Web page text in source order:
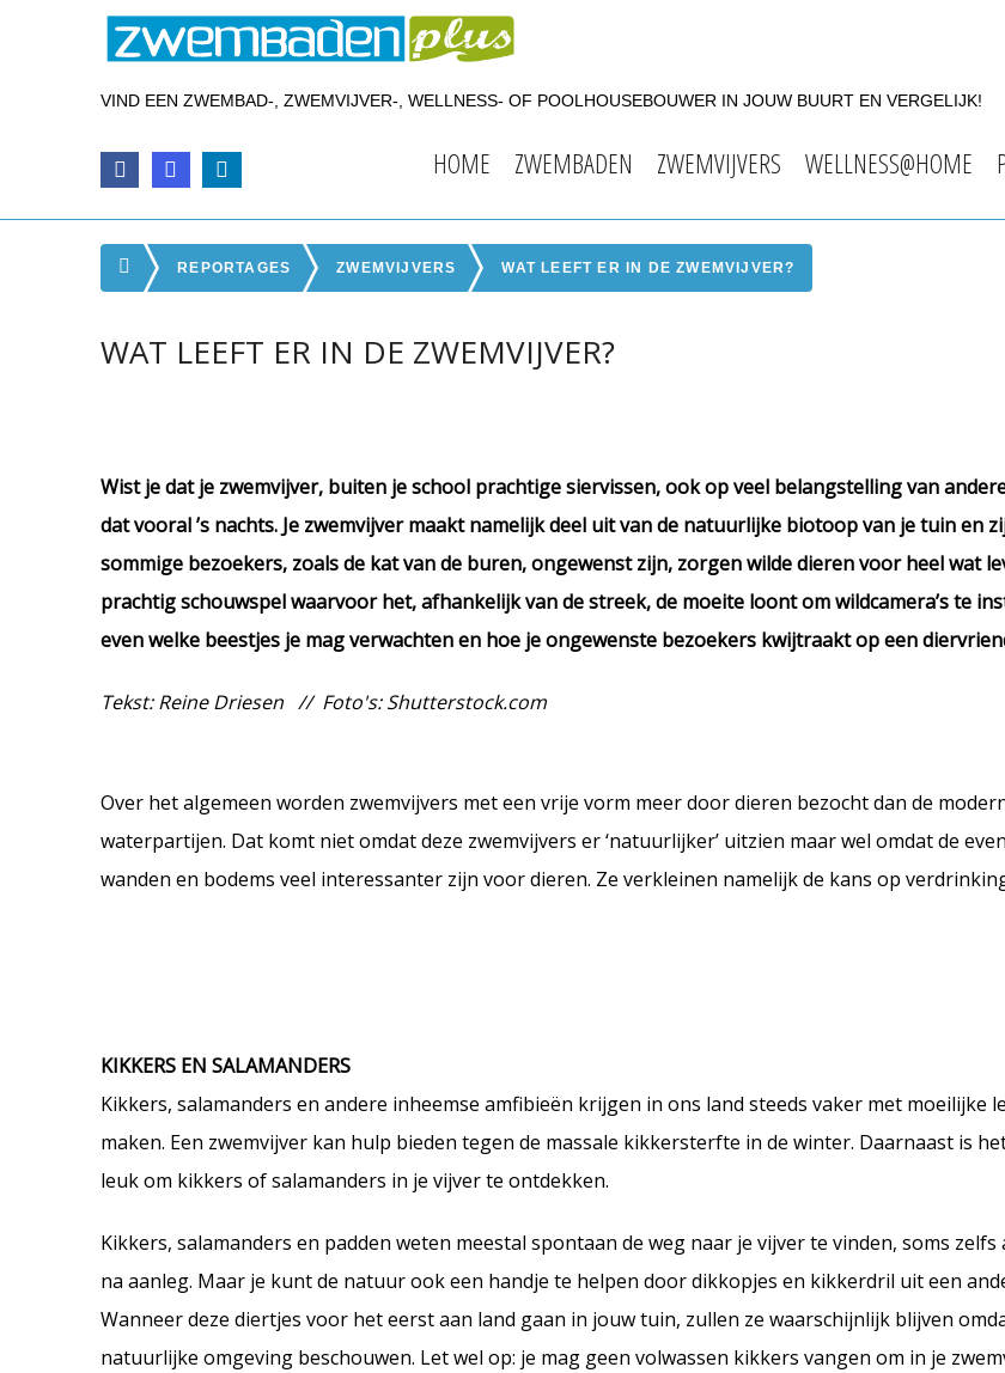
VIND EEN ZWEMBAD-, ZWEMVIJVER-, WELLNESS- OF POOLHOUSEBOUWER IN JOUW BUURT EN VERGELIJK!
HOME ZWEMBADEN ZWEMVIJVERS WELLNESS@HOME
REPORTAGES ZWEMVIJVERS WAT LEEFT ER IN DE ZWEMVIJVER?
WAT LEEFT ER IN DE ZWEMVIJVER?
Wist je dat je zwemvijver, buiten je school prachtige siervissen, ook op veel belangstelling van
dat vooral ’s nachts. Je zwemvijver maakt namelijk deel uit van de natuurlijke biotoop van je tuin en
sommige bezoekers, zoals de kat van de buren, ongewenst zijn, zorgen wilde dieren voor heel wat
prachtig schouwspel waarvoor het, afhankelijk van de streek, de moeite loont om wildcamera’s te
even welke beestjes je mag verwachten en hoe je ongewenste bezoekers kwijtraakt op een
Tekst: Reine Driesen // Foto's: Shutterstock.com
Over het algemeen worden zwemvijvers met een vrije vorm meer door dieren bezocht dan de
waterpartijen. Dat komt niet omdat deze zwemvijvers er ‘natuurlijker’ uitzien maar wel omdat de
wanden en bodems veel interessanter zijn voor dieren. Ze verkleinen namelijk de kans op
KIKKERS EN SALAMANDERS
Kikkers, salamanders en andere inheemse amfibieën krijgen in ons land steeds vaker met moeilijke
maken. Een zwemvijver kan hulp bieden tegen de massale kikkersterfte in de winter. Daarnaast is
leuk om kikkers of salamanders in je vijver te ontdekken.
Kikkers, salamanders en padden weten meestal spontaan de weg naar je vijver te vinden, soms
na aanleg. Maar je kunt de natuur ook een handje te helpen door dikkopjes en kikkerdril uit een
Wanneer deze diertjes voor het eerst aan land gaan in jouw tuin, zullen ze waarschijnlijk blijven
natuurlijke omgeving beschouwen. Let wel op: je mag geen volwassen kikkers vangen om in je